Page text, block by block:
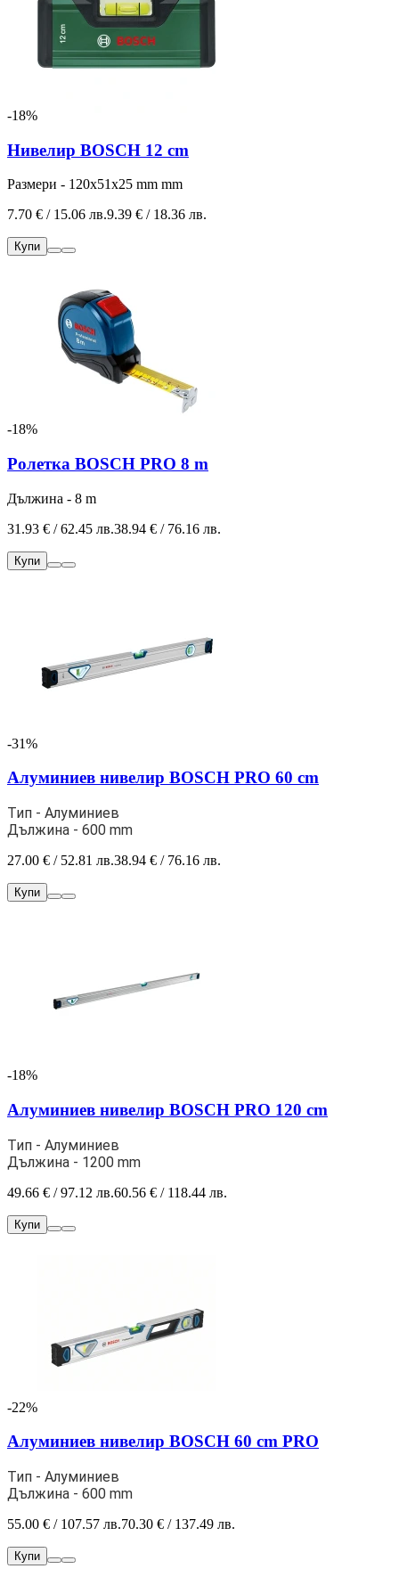
-18%
Нивелир BOSCH 12 cm
Размери - 120x51x25 mm mm
7.70 € / 15.06 лв.9.39 € / 18.36 лв.
Купи
-18%
Ролетка BOSCH PRO 8 m
Дължина - 8 m
31.93 € / 62.45 лв.38.94 € / 76.16 лв.
Купи
-31%
Алуминиев нивелир BOSCH PRO 60 cm
Тип - Алуминиев
Дължина - 600 mm
27.00 € / 52.81 лв.38.94 € / 76.16 лв.
Купи
-18%
Алуминиев нивелир BOSCH PRO 120 cm
Тип - Алуминиев
Дължина - 1200 mm
49.66 € / 97.12 лв.60.56 € / 118.44 лв.
Купи
-22%
Алуминиев нивелир BOSCH 60 cm PRO
Тип - Алуминиев
Дължина - 600 mm
55.00 € / 107.57 лв.70.30 € / 137.49 лв.
Купи